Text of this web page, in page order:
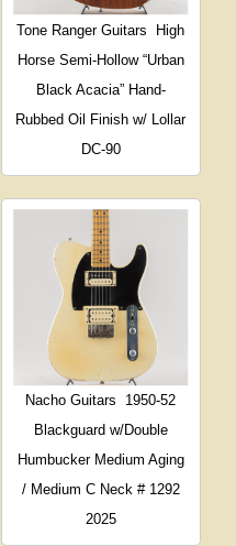
Tone Ranger Guitars
High
Horse Semi-Hollow “Urban
Black Acacia” Hand-
Rubbed Oil Finish w/ Lollar
DC-90
Nacho Guitars
1950-52
Blackguard w/Double
Humbucker Medium Aging
/ Medium C Neck # 1292
2025